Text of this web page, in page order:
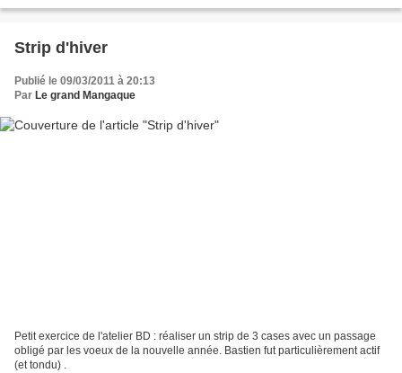
Strip d'hiver
Publié le 09/03/2011 à 20:13
Par Le grand Mangaque
Petit exercice de l'atelier BD : réaliser un strip de 3 cases avec un passage
obligé par les voeux de la nouvelle année. Bastien fut particulièrement actif
(et tondu) .